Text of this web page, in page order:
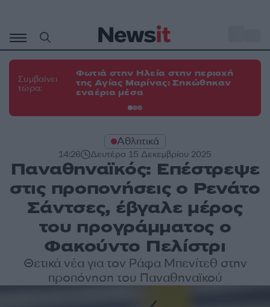
περιεχόμενο
Συμβαίνει
τώρα:
Φωτιά στην Ηλεία στην περιοχή
της Αγίας Μαρίνας: Σηκώθηκαν
εναέρια μέσα
Αθλητικά
14:26 Δευτέρα 15 Δεκεμβρίου 2025
Παναθηναϊκός: Επέστρεψε
στις προπονήσεις ο Ρενάτο
Σάντσες, έβγαλε μέρος
του προγράμματος ο
Φακούντο Πελίστρι
Θετικά νέα για τον Ράφα Μπενίτεθ στην
προπόνηση του Παναθηναϊκού